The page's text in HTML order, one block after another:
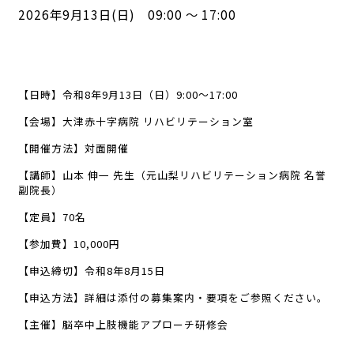
2026年9月13日(日) 09:00 ～ 17:00
【日時】令和8年9月13 日（日）9:00〜17:00
【会場】大津赤十字病院 リハビリテーション室
【開催方法】対面開催
【講師】山本 伸一 先生（元山梨リハビリテーション病院 名誉
副院長）
【定員】70名
【参加費】10,000円
【申込締切】令和8年8月15 日
【申込方法】詳細は添付の募集案内・要項をご参照ください。
【主催】脳卒中上肢機能アプローチ研修会